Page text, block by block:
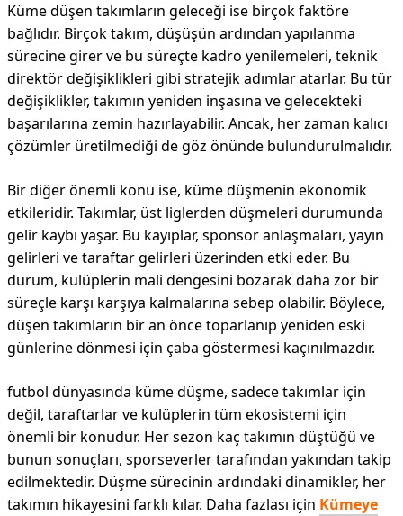
Küme düşen takımların geleceği ise birçok faktöre
bağlıdır. Birçok takım, düşüşün ardından yapılanma
sürecine girer ve bu süreçte kadro yenilemeleri, teknik
direktör değişiklikleri gibi stratejik adımlar atarlar. Bu tür
değişiklikler, takımın yeniden inşasına ve gelecekteki
başarılarına zemin hazırlayabilir. Ancak, her zaman kalıcı
çözümler üretilmediği de göz önünde bulundurulmalıdır.
Bir diğer önemli konu ise, küme düşmenin ekonomik
etkileridir. Takımlar, üst liglerden düşmeleri durumunda
gelir kaybı yaşar. Bu kayıplar, sponsor anlaşmaları, yayın
gelirleri ve taraftar gelirleri üzerinden etki eder. Bu
durum, kulüplerin mali dengesini bozarak daha zor bir
süreçle karşı karşıya kalmalarına sebep olabilir. Böylece,
düşen takımların bir an önce toparlanıp yeniden eski
günlerine dönmesi için çaba göstermesi kaçınılmazdır.
futbol dünyasında küme düşme, sadece takımlar için
değil, taraftarlar ve kulüplerin tüm ekosistemi için
önemli bir konudur. Her sezon kaç takımın düştüğü ve
bunun sonuçları, sporseverler tarafından yakından takip
edilmektedir. Düşme sürecinin ardındaki dinamikler, her
takımın hikayesini farklı kılar. Daha fazlası için Kümeye